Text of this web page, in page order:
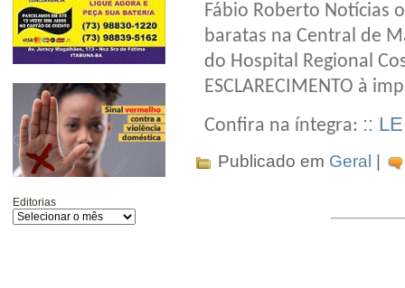
Editorias
Fábio Roberto Notícias
baratas na Central de
do Hospital Regional
ESCLARECIMENTO à
Confira na íntegra: ::
Publicado em Geral